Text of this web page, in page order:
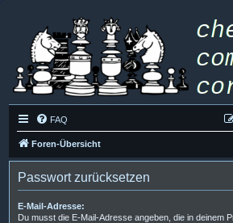
FAQ
Foren-Übersicht
Passwort zurücksetzen
E-Mail-Adresse:
Du musst die E-Mail-Adresse angeben, die in deinem